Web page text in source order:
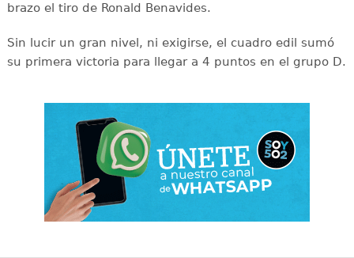
brazo el tiro de Ronald Benavides.
Sin lucir un gran nivel, ni exigirse, el cuadro edil sumó
su primera victoria para llegar a 4 puntos en el grupo D.